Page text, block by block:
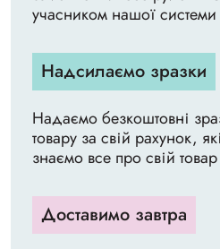
учасником нашої системи
Надсилаємо зразки
Надаємо безкоштовні
товару за свій рахунок,
знаємо все про свій товар
Доставимо завтра